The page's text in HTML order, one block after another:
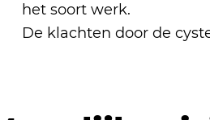
het soort werk.
De klachten door de